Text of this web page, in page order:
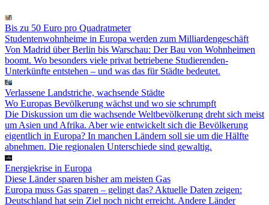
Bis zu 50 Euro pro Quadratmeter
Studentenwohnheime in Europa werden zum Milliardengeschäft
Von Madrid über Berlin bis Warschau: Der Bau von Wohnheimen
boomt. Wo besonders viele privat betriebene Studierenden-
Unterkünfte entstehen – und was das für Städte bedeutet.
Verlassene Landstriche, wachsende Städte
Wo Europas Bevölkerung wächst und wo sie schrumpft
Die Diskussion um die wachsende Weltbevölkerung dreht sich meist
um Asien und Afrika. Aber wie entwickelt sich die Bevölkerung
eigentlich in Europa? In manchen Ländern soll sie um die Hälfte
abnehmen. Die regionalen Unterschiede sind gewaltig.
Energiekrise in Europa
Diese Länder sparen bisher am meisten Gas
Europa muss Gas sparen – gelingt das? Aktuelle Daten zeigen:
Deutschland hat sein Ziel noch nicht erreicht. Andere Länder